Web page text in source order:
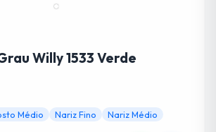
Willy 1533 Verde
Médio Nariz Fino Nariz Médio